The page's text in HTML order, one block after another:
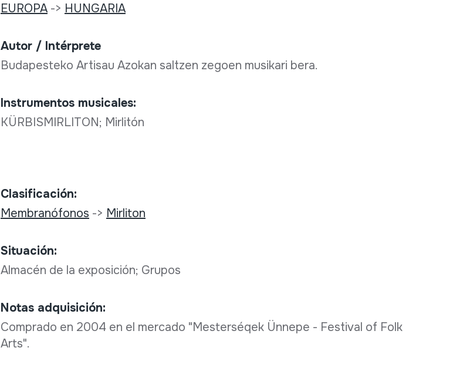
EUROPA-> HUNGARIA
Autor / Intérprete
Budapesteko Artisau Azokan saltzen zegoen musikari bera.
Instrumentos musicales:
KÜRBISMIRLITON; Mirlitón
Clasificación:
Membranófonos -> Mirliton
Situación:
Almacén de la exposición; Grupos
Notas adquisición:
Comprado en 2004 en el mercado "Mesterséqek Ünnepe - Festival of Folk
Arts".